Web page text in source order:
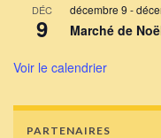
DÉC
9
décembre 9 -
Marché de
Voir le calendrier
PARTENAIRES